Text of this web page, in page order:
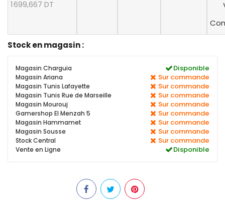
1 699,667 DT
Stock en magasin :
Magasin Charguia Disponible
Magasin Ariana Sur commande
Magasin Tunis Lafayette Sur commande
Magasin Tunis Rue de Marseille Sur commande
Magasin Mourouj Sur commande
Gamershop El Menzah 5 Sur commande
Magasin Hammamet Sur commande
Magasin Sousse Sur commande
Stock Central Sur commande
Vente en Ligne Disponible